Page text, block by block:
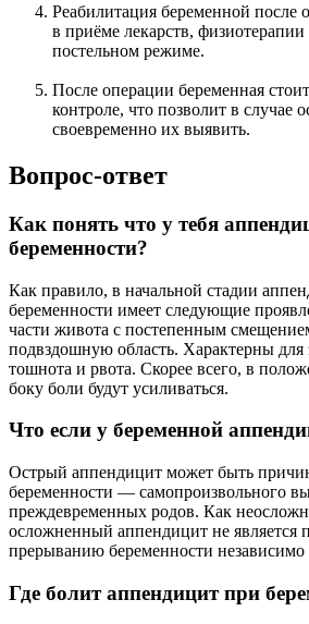
Реабилитация беременной после
в приёме лекарств,
постельном режиме.
После операции беременная
контроле, что позволит в случае
своевременно их выявить.
Вопрос-ответ
Как понять что у тебя
беременности?
Как правило, в начальной стадии
беременности имеет следующие
части живота с постепенным
подвздошную область. Характерны для
тошнота и рвота. Скорее всего, в
боку боли будут усиливаться.
Что если у беременной
Острый аппендицит может быть
беременности — самопроизвольного
преждевременных родов. Как
осложненный аппендицит не является
прерыванию беременности независимо
Где болит аппендицит при